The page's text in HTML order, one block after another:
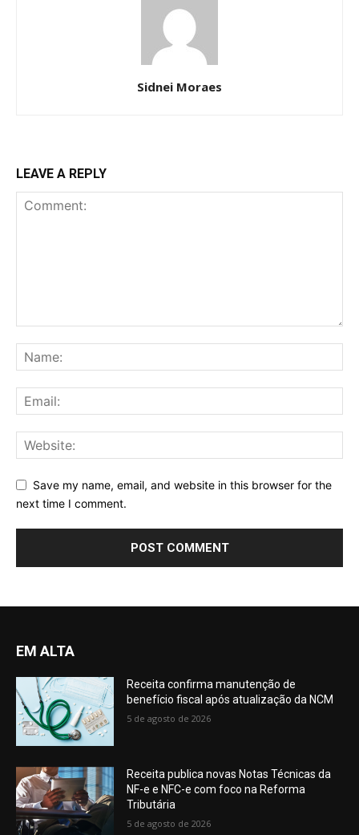
Sidnei Moraes
LEAVE A REPLY
Save my name, email, and website in this browser for the
next time I comment.
EM ALTA
Receita confirma manutenção de
benefício fiscal após atualização da NCM
5 de agosto de 2026
Receita publica novas Notas Técnicas da
NF-e e NFC-e com foco na Reforma
Tributária
5 de agosto de 2026